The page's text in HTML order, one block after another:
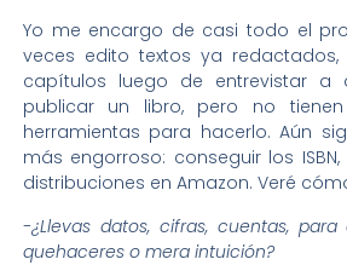
Yo me encargo de casi todo el
veces edito textos ya
capítulos luego de entrevistar a
publicar un libro, pero no
herramientas para hacerlo. Aún
más engorroso: conseguir los
distribuciones en Amazon. Veré
-¿Llevas datos, cifras, cuentas,
quehaceres o mera intuición?